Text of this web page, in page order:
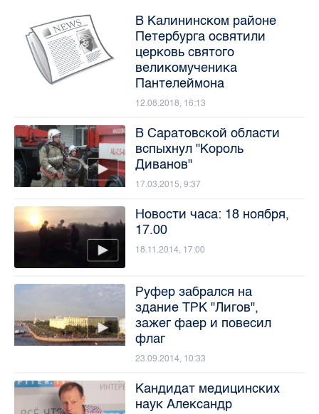
В Калининском районе
Петербурга освятили
церковь святого
великомученика
Пантелеймона
12.08.2018, 16:13
В Саратовской области
вспыхнул "Король
Диванов"
17.03.2015, 9:37
Новости часа: 18 ноября,
17.00
18.11.2014, 17:00
Руфер забрался на
здание ТРК "Лигов",
зажег фаер и повесил
флаг
23.09.2014, 10:33
Кандидат медицинских
наук Александр